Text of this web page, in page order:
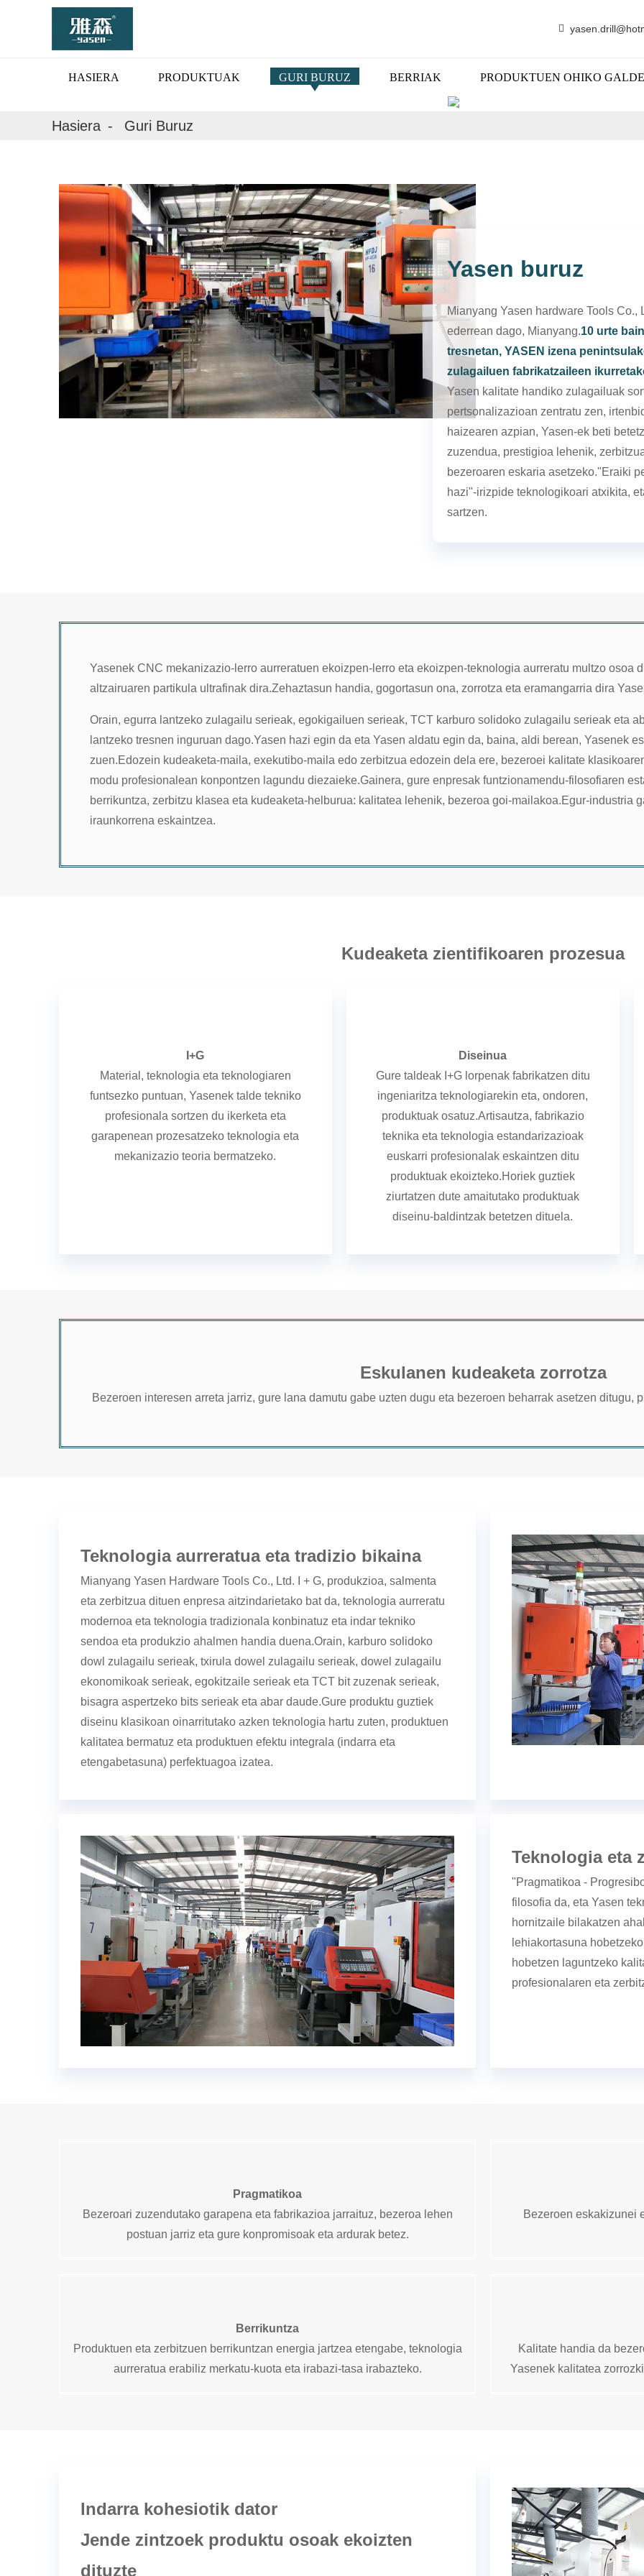
HASIERA PRODUKTUAK GURI BURUZ BERRIAK PRODUKTUEN OHIKO
GURI BURUZ
Hasiera Guri Buruz
Yasen buruz
Mianyang Yasen hardware Tools
ederrean dago, Mianyang.10 urte
tresnetan, YASEN izena
zulagailuen fabrikatzaileen
Yasen kalitate handiko zulagailuak
pertsonalizazioan zentratu zen,
haizearen azpian, Yasen-ek beti
zuzendua, prestigioa lehenik,
bezeroaren eskaria asetzeko."Eraiki
hazi"-irizpide teknologikoari atxikita,
sartzen.
Yasenek CNC mekanizazio-lerro aurreratuen ekoizpen-lerro eta ekoizpen-teknologia aurreratu multzo osoa
altzairuaren partikula ultrafinak dira.Zehaztasun handia, gogortasun ona, zorrotza eta eramangarria dira
Orain, egurra lantzeko zulagailu serieak, egokigailuen serieak, TCT karburo solidoko zulagailu serieak eta
lantzeko tresnen inguruan dago.Yasen hazi egin da eta Yasen aldatu egin da, baina, aldi berean, Yasenek
zuen.Edozein kudeaketa-maila, exekutibo-maila edo zerbitzua edozein dela ere, bezeroei kalitate
modu profesionalean konpontzen lagundu diezaieke.Gainera, gure enpresak funtzionamendu-filosofiaren
berrikuntza, zerbitzu klasea eta kudeaketa-helburua: kalitatea lehenik, bezeroa goi-mailakoa.Egur-industria
iraunkorrena eskaintzea.
Kudeaketa zientifikoaren prozesua
I+G
Material, teknologia eta teknologiaren
funtsezko puntuan, Yasenek talde tekniko
profesionala sortzen du ikerketa eta
garapenean prozesatzeko teknologia eta
mekanizazio teoria bermatzeko.
Diseinua
Gure taldeak I+G lorpenak fabrikatzen ditu
ingeniaritza teknologiarekin eta, ondoren,
produktuak osatuz.Artisautza, fabrikazio
teknika eta teknologia estandarizazioak
euskarri profesionalak eskaintzen ditu
produktuak ekoizteko.Horiek guztiek
ziurtatzen dute amaitutako produktuak
diseinu-baldintzak betetzen dituela.
Eskulanen kudeaketa zorrotza
Bezeroen interesen arreta jarriz, gure lana damutu gabe uzten dugu eta bezeroen beharrak asetzen ditugu,
Teknologia aurreratua eta tradizio bikaina
Mianyang Yasen Hardware Tools Co., Ltd. I + G, produkzioa, salmenta
eta zerbitzua dituen enpresa aitzindarietako bat da, teknologia aurreratu
modernoa eta teknologia tradizionala konbinatuz eta indar tekniko
sendoa eta produkzio ahalmen handia duena.Orain, karburo solidoko
dowl zulagailu serieak, txirula dowel zulagailu serieak, dowel zulagailu
ekonomikoak serieak, egokitzaile serieak eta TCT bit zuzenak serieak,
bisagra aspertzeko bits serieak eta abar daude.Gure produktu guztiek
diseinu klasikoan oinarritutako azken teknologia hartu zuten, produktuen
kalitatea bermatuz eta produktuen efektu integrala (indarra eta
etengabetasuna) perfektuagoa izatea.
Teknologia eta
"Pragmatikoa -
filosofia da, eta Yasen
hornitzaile bilakatzen
lehiakortasuna
hobetzen laguntzeko
profesionalaren eta
Pragmatikoa
Bezeroari zuzendutako garapena eta fabrikazioa jarraituz, bezeroa lehen
postuan jarriz eta gure konpromisoak eta ardurak betez.
Bezeroen eskakizunei
Berrikuntza
Produktuen eta zerbitzuen berrikuntzan energia jartzea etengabe, teknologia
aurreratua erabiliz merkatu-kuota eta irabazi-tasa irabazteko.
Kalitate handia da
Yasenek kalitatea
Indarra kohesiotik dator
Jende zintzoek produktu osoak ekoizten
dituzte